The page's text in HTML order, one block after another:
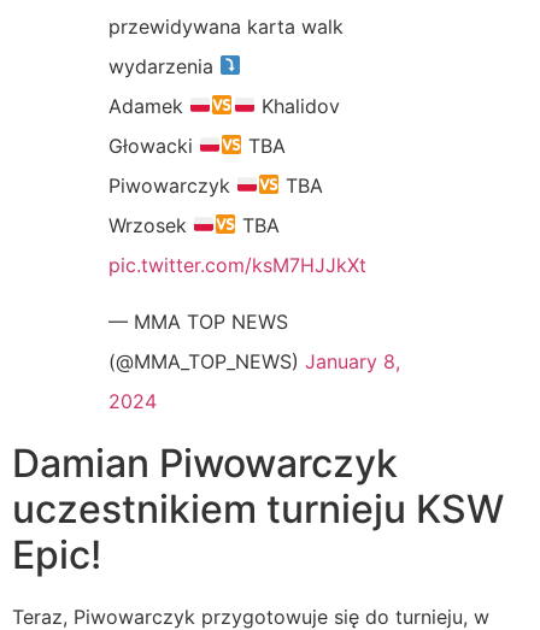
przewidywana karta walk
wydarzenia
Adamek
Khalidov
Głowacki
TBA
Piwowarczyk
TBA
Wrzosek
TBA
pic.twitter.com/ksM7HJJkXt
— MMA TOP NEWS
(@MMA_TOP_NEWS) January 8,
2024
Damian Piwowarczyk
uczestnikiem turnieju KSW
Epic!
Teraz, Piwowarczyk przygotowuje się do turnieju, w